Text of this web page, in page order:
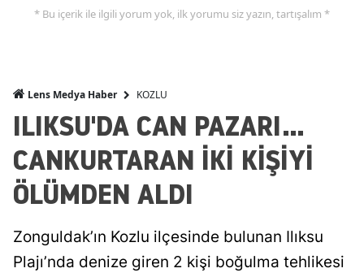
* Bu içerik ile ilgili yorum yok, ilk yorumu siz yazın, tartışalım *
Lens Medya Haber KOZLU
ILIKSU'DA CAN PAZARI...
CANKURTARAN İKİ KİŞİYİ
ÖLÜMDEN ALDI
Zonguldak’ın Kozlu ilçesinde bulunan Ilıksu
Plajı’nda denize giren 2 kişi boğulma tehlikesi